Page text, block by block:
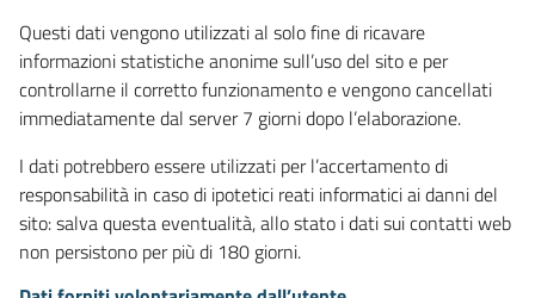
Questi dati vengono utilizzati al solo fine di ricavare
informazioni statistiche anonime sull’uso del sito e per
controllarne il corretto funzionamento e vengono cancellati
immediatamente dal server 7 giorni dopo l’elaborazione.
I dati potrebbero essere utilizzati per l’accertamento di
responsabilità in caso di ipotetici reati informatici ai danni del
sito: salva questa eventualità, allo stato i dati sui contatti web
non persistono per più di 180 giorni.